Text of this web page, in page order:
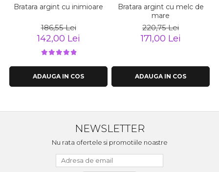
Bratara argint cu inimioare
186,55 Lei
142,00 Lei
ADAUGA IN COS
Bratara argint cu melc de
mare
220,75 Lei
171,00 Lei
ADAUGA IN COS
NEWSLETTER
Nu rata ofertele si promotiile noastre